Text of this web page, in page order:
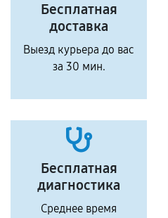
Бесплатная
доставка
Выезд курьера до вас
за 30 мин.
Бесплатная
диагностика
Среднее время